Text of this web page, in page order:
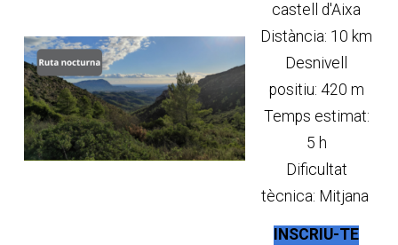
castell d'Aixa
Distància: 10 km
Desnivell
positiu: 420 m
Temps estimat:
5 h
Dificultat
tècnica: Mitjana
INSCRIU-TE